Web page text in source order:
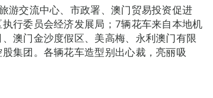
游交流中心、市政署、澳门贸易投资促进
行委员会经济发展局；7辆花车来自本地机
澳门金沙度假区、美高梅、永利澳门有限
集团。各辆花车造型别出心裁，亮丽吸